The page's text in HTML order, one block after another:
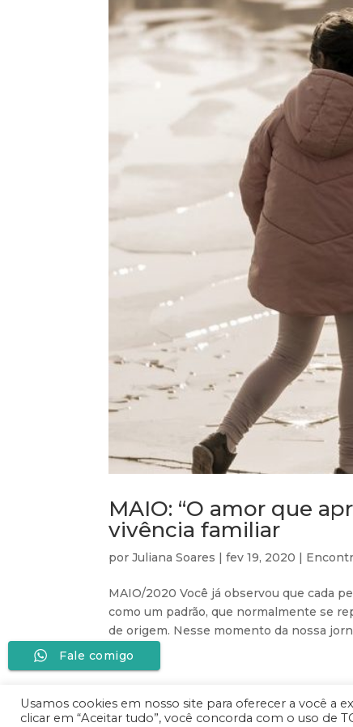
MAIO: “O amor que
vivência familiar
porJuliana Soares |fev 19, 2020 |
MAIO/2020 Você já observou que cada
como um padrão, que normalmente se
de origem. Nesse momento da nossa
Usamos cookies em nosso site para oferecer a você a
clicar em “Aceitar tudo”, você concorda com o uso de
Fale comigo